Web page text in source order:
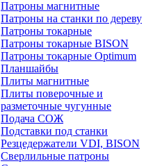
Патроны магнитные
Патроны на станки по дереву
Патроны токарные
Патроны токарные BISON
Патроны токарные Optimum
Планшайбы
Плиты магнитные
Плиты поверочные и
разметочные чугунные
Подача СОЖ
Подставки под станки
Резцедержатели VDI, BISON
Сверлильные патроны